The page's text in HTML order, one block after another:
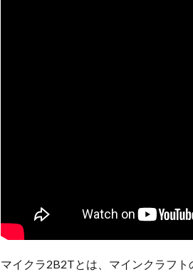
マイクラ2B2Tとは、マインクラフ